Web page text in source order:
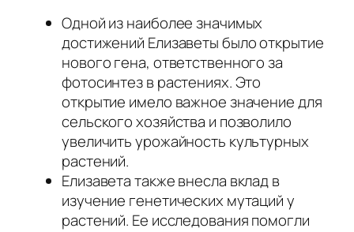
Одной из наиболее значимых
достижений Елизаветы было открытие
нового гена, ответственного за
фотосинтез в растениях. Это
открытие имело важное значение для
сельского хозяйства и позволило
увеличить урожайность культурных
растений.
Елизавета также внесла вклад в
изучение генетических мутаций у
растений. Ее исследования помогли